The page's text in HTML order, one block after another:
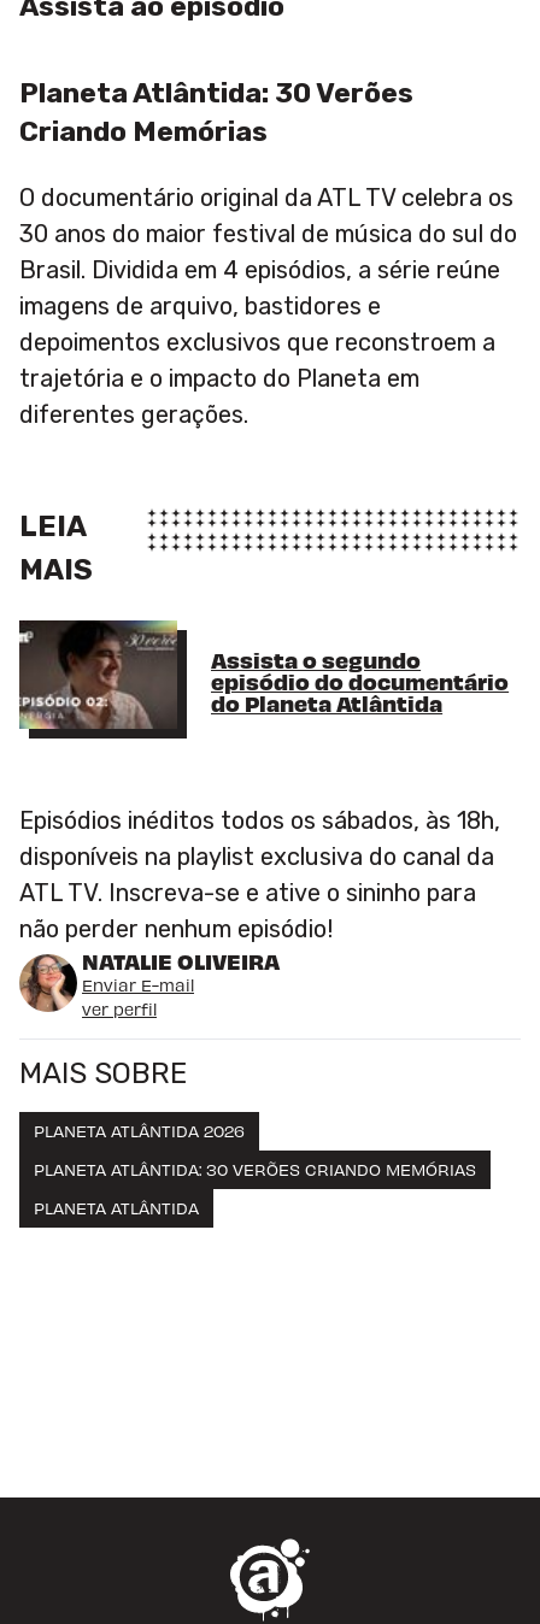
Planeta Atlântida: 30 Verões
Criando Memórias
O documentário original da ATL TV celebra os
30 anos do maior festival de música do sul do
Brasil. Dividida em 4 episódios, a série reúne
imagens de arquivo, bastidores e
depoimentos exclusivos que reconstroem a
trajetória e o impacto do Planeta em
diferentes gerações.
LEIA
MAIS
Assista o segundo
episódio do documentário
do Planeta Atlântida
Episódios inéditos todos os sábados, às 18h,
disponíveis na playlist exclusiva do canal da
ATL TV. Inscreva-se e ative o sininho para
não perder nenhum episódio!
NATALIE OLIVEIRA
Enviar E-mail
ver perfil
MAIS SOBRE
PLANETA ATLÂNTIDA 2026
PLANETA ATLÂNTIDA: 30 VERÕES CRIANDO MEMÓRIAS
PLANETA ATLÂNTIDA